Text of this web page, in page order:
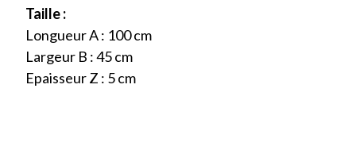
Taille :
Longueur A : 100 cm
Largeur B : 45 cm
Epaisseur Z : 5 cm